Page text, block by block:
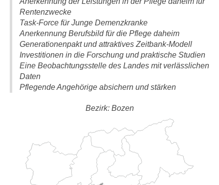
Rentenzwecke
Task-Force für Junge Demenzkranke
Anerkennung Berufsbild für die Pflege daheim
Generationenpakt und attraktives Zeitbank-Modell
Investitionen in die Forschung und praktische Studien
Eine Beobachtungsstelle des Landes mit verlässlichen
Daten
Pflegende Angehörige absichern und stärken
Bezirk: Bozen